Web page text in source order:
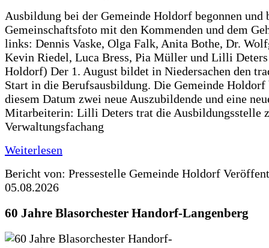
Ausbildung bei der Gemeinde Holdorf begonnen und
Gemeinschaftsfoto mit den Kommenden und dem
links: Dennis Vaske, Olga Falk, Anita Bothe, Dr.
Kevin Riedel, Luca Bress, Pia Müller und Lilli
Holdorf) Der 1. August bildet in Niedersachen den
Start in die Berufsausbildung. Die Gemeinde Holdorf
diesem Datum zwei neue Auszubildende und eine
Mitarbeiterin: Lilli Deters trat die Ausbildungsstelle
Verwaltungsfachang
Weiterlesen
Bericht von: Pressestelle Gemeinde Holdorf
05.08.2026
60 Jahre Blasorchester Handorf-Langenberg